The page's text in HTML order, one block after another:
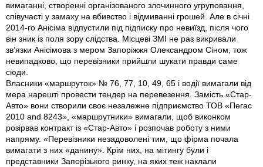
вимаганні, створенні організованого злочинного угруповання,
співучастi у замаху на вбивство і відмиванні грошей. Але в січні
2014-го Анісіма відпустили під підписку про невиїзд, після чого
він зник iз поля зору слідства. Місцеві ЗМІ не раз викривали
зв’язки Анісімова з мером Запоріжжя Олександром Сіном, тож
невипадково, що перевізники прийшли шукати правди саме
сюди.
Власники «маршруток» № 76, 77, 10, 49, 65 і водії вимагали від
мера нарешті провести тендер на перевезення. Замість «Стар-
Авто» вони створили своє незалежне підприємство ТОВ «Пегас
2010 and 8243», «маршрутники» вимагали, щоб виконком
розірвав контракт із «Стар-Авто» і розпочав роботу з ними
напряму. «Перевізники незадоволені тим, що фірма почала
вимагати з них «данину». Крім них, на мітингу були і
представники Запорізького ринку, на яких теж наклали